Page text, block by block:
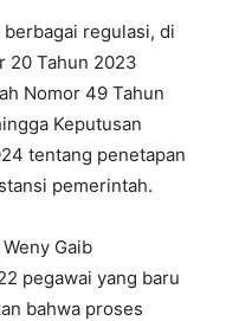
regulasi, di
20 Tahun 2023
Nomor 49 Tahun
Keputusan
tentang penetapan
pemerintah.
Gaib
pegawai yang baru
bahwa proses